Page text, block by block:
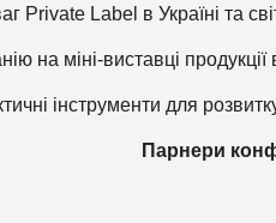
Private Label в Україні та
на міні-виставці
інструменти для
Парнери